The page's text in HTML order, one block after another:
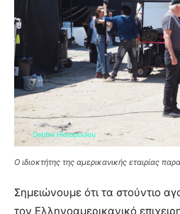
Ο ιδιοκτήτης της αμερικανικής εταιρίας
Σημειώνουμε ότι τα στούντιο
τον Ελληνοαμερικανικό